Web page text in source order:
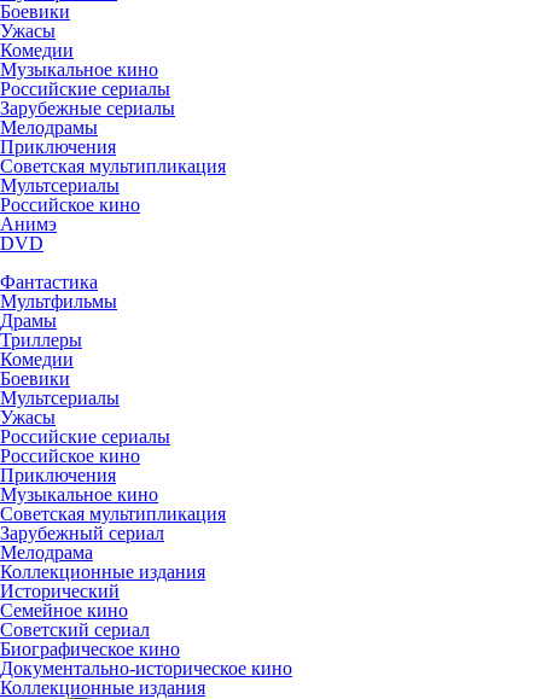
Боевики
Ужасы
Комедии
Музыкальное кино
Российские сериалы
Зарубежные сериалы
Мелодрамы
Приключения
Советская мультипликация
Мультсериалы
Российское кино
Анимэ
DVD
Фантастика
Мультфильмы
Драмы
Триллеры
Комедии
Боевики
Мультсериалы
Ужасы
Российские сериалы
Российское кино
Приключения
Музыкальное кино
Советская мультипликация
Зарубежный сериал
Мелодрама
Коллекционные издания
Исторический
Семейное кино
Советский сериал
Биографическое кино
Документально-историческое кино
Коллекционные издания